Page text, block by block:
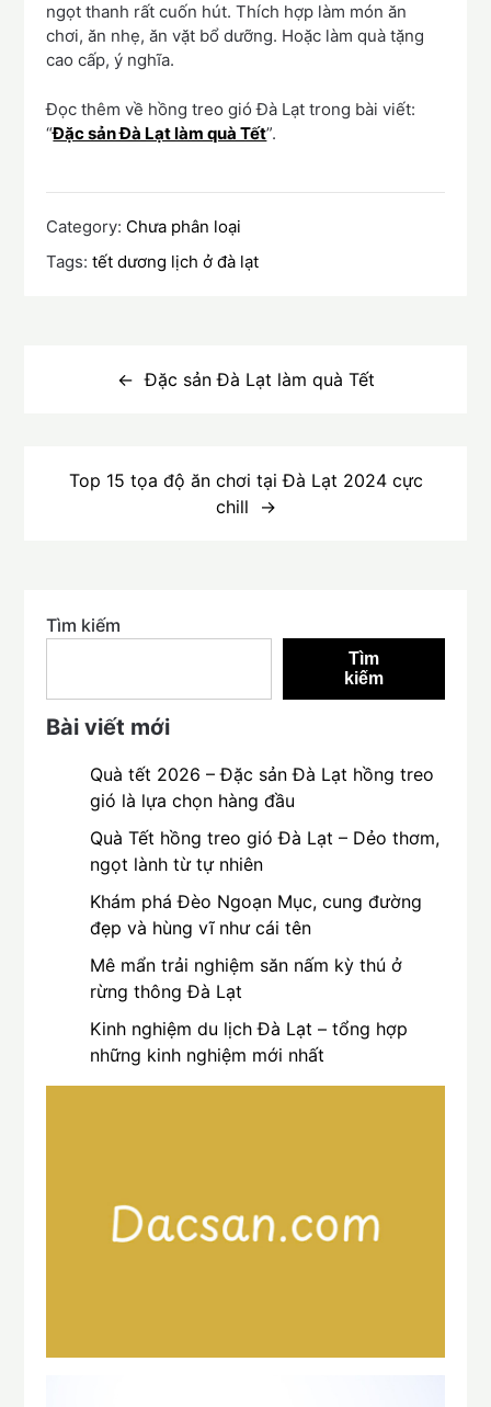
ngọt thanh rất cuốn hút. Thích hợp làm món ăn
chơi, ăn nhẹ, ăn vặt bổ dưỡng. Hoặc làm quà tặng
cao cấp, ý nghĩa.
Đọc thêm về hồng treo gió Đà Lạt trong bài viết:
“Đặc sản Đà Lạt làm quà Tết”.
Category: Chưa phân loại
Tags:tết dương lịch ở đà lạt
Đặc sản Đà Lạt làm quà Tết
Top 15 tọa độ ăn chơi tại Đà Lạt 2024 cực
chill
Tìm kiếm
Tìm
kiếm
Bài viết mới
Quà tết 2026 – Đặc sản Đà Lạt hồng treo
gió là lựa chọn hàng đầu
Quà Tết hồng treo gió Đà Lạt – Dẻo thơm,
ngọt lành từ tự nhiên
Khám phá Đèo Ngoạn Mục, cung đường
đẹp và hùng vĩ như cái tên
Mê mẩn trải nghiệm săn nấm kỳ thú ở
rừng thông Đà Lạt
Kinh nghiệm du lịch Đà Lạt – tổng hợp
những kinh nghiệm mới nhất